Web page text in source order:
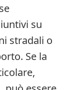
su
stradali o
Se la